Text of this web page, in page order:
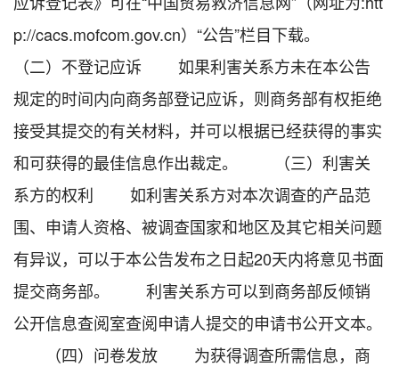
p://cacs.mofcom.gov.cn）“公告”栏目下载。
（二）不登记应诉 如果利害关系方未在本公告
规定的时间内向商务部登记应诉，则商务部有权拒绝
接受其提交的有关材料，并可以根据已经获得的事实
和可获得的最佳信息作出裁定。 （三）利害关
系方的权利 如利害关系方对本次调查的产品范
围、申请人资格、被调查国家和地区及其它相关问题
有异议，可以于本公告发布之日起20天内将意见书面
提交商务部。 利害关系方可以到商务部反倾销
公开信息查阅室查阅申请人提交的申请书公开文本。
（四）问卷发放 为获得调查所需信息，商